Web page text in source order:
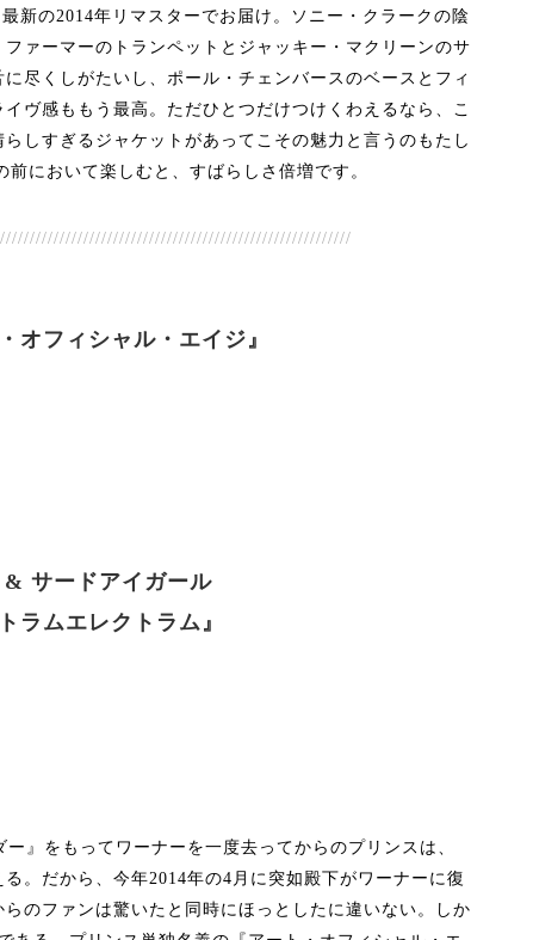
新の2014年リマスターでお届け。ソニー・クラークの陰
ァーマーのトランペットとジャッキー・マクリーンのサ
尽くしがたいし、ポール・チェンバースのベースとフィ
ヴ感ももう最高。ただひとつだけつけくわえるなら、こ
しすぎるジャケットがあってこその魅力と言うのもたし
において楽しむと、すばらしさ倍増です。
オフィシャル・エイジ』
& サードアイガール
ラムエレクトラム』
』をもってワーナーを一度去ってからのプリンスは、
。だから、今年2014年の4月に突如殿下がワーナーに復
のファンは驚いたと同時にほっとしたに違いない。しか